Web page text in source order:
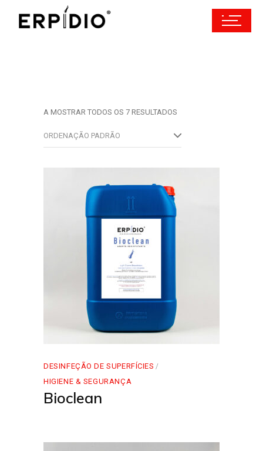
A MOSTRAR TODOS OS 7 RESULTADOS
ORDENAÇÃO PADRÃO
DESINFEÇÃO DE SUPERFÍCIES
HIGIENE & SEGURANÇA
Bioclean